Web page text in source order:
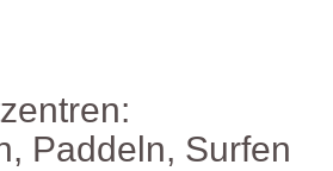
Paddeln, Surfen